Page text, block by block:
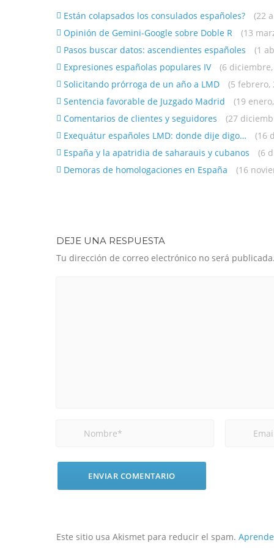
Están colapsados los consulados españoles?
(22
Opinión de Gemini-Google sobre Doble R
(13
Pasos buscar datos: ascendientes españoles
(1
Expresiones españolas populares IV
(6
Solicitando prórroga de un año a LMD
(5 febrero,
Sentencia favorable de Juzgado Madrid
(19
Comentarios de clientes y seguidores
(27
Exequátur españoles LMD: donde dije digo…
(16
España y la apatridia de saharauis y cubanos
(6
Demoras de homologaciones en España
(16
DEJE UNA RESPUESTA
Tu dirección de correo electrónico no será
Este sitio usa Akismet para reducir el spam.